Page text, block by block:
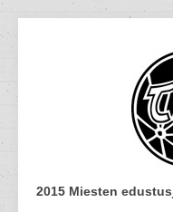
2015 Miesten